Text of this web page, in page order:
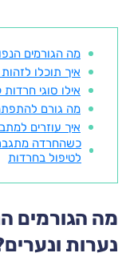
מה הגורמים
איך תוכלו
אילו סוגי
מה גורם
איך עוזרים
כשהחרדה
לטיפול בחרדות
מה הגורמים
נערות